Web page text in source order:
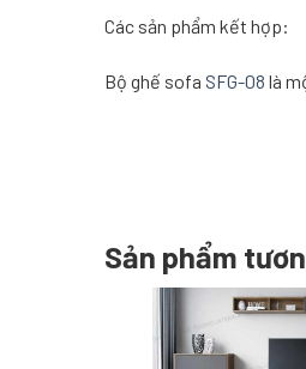
Các sản phẩm kết hợp:
Bộ ghế sofa SFG-08 là
Sản phẩm